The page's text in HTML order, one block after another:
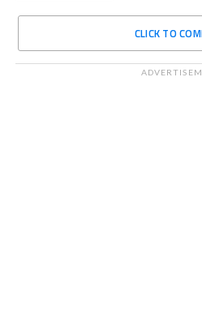
CLICK TO